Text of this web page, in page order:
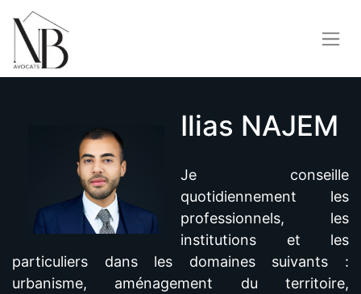
Ilias NAJEM
Je conseille
quotidiennement les
professionnels, les
institutions et les
particuliers dans les domaines suivants :
urbanisme, aménagement du territoire,